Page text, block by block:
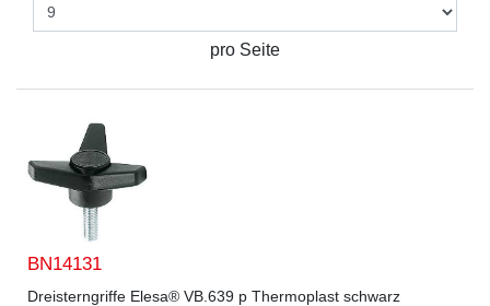
pro Seite
BN14131
Dreisterngriffe Elesa® VB.639 p Thermoplast schwarz